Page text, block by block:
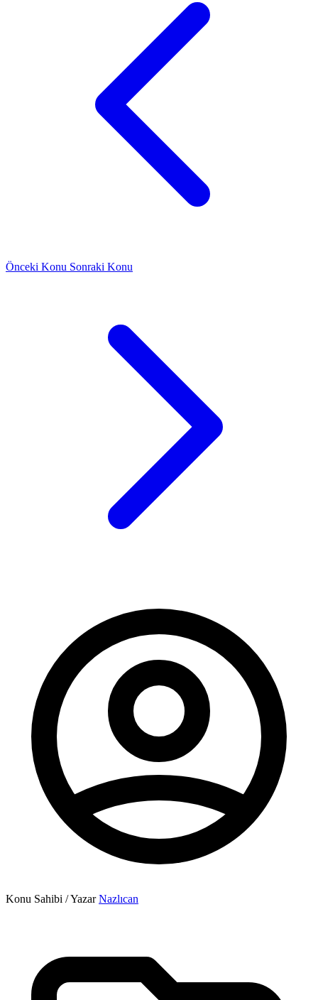
Önceki Konu Sonraki Konu
Konu Sahibi / Yazar Nazlıcan